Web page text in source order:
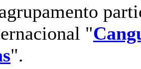
"
".